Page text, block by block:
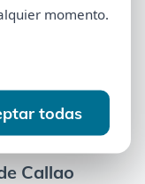
Callao
momento.
todas
momento.
todas